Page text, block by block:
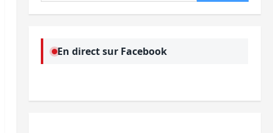
En direct sur Facebook